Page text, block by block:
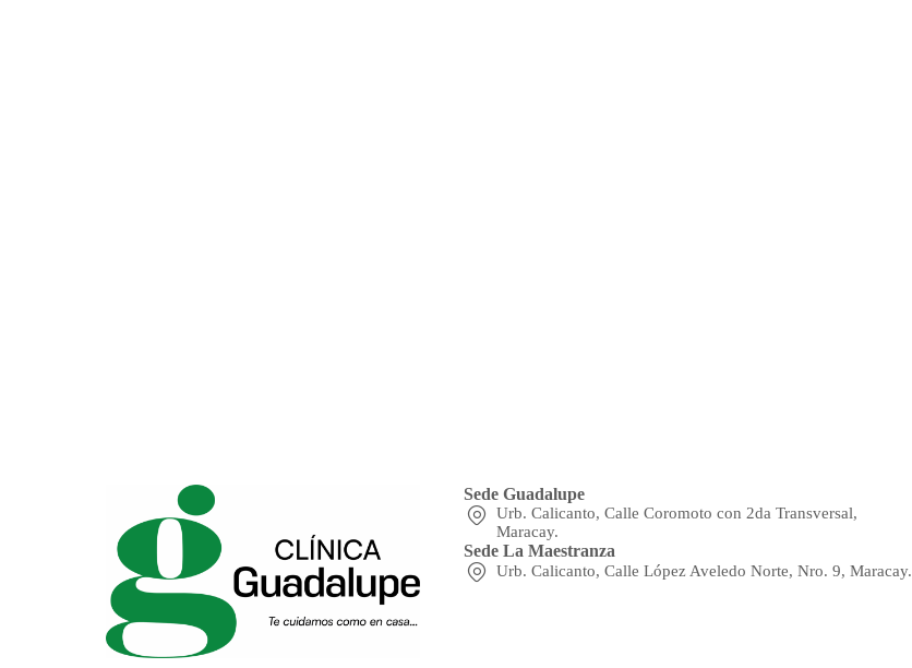
Sede Guadalupe
Urb. Calicanto, Calle Coromoto con 2da Transversal,
Maracay.
Sede La Maestranza
Urb. Calicanto, Calle López Aveledo Norte, Nro. 9, Maracay.